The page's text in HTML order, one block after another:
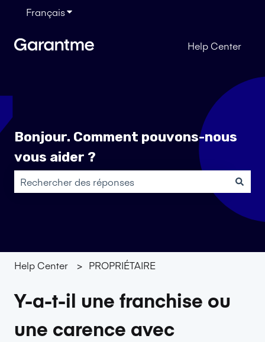
FrançaisAfficher le sous-menu pour les traductions
Help Center
Bonjour. Comment pouvons-nous
vous aider ?
Il n'y a aucune suggestion car le champ de recherche
Help Center PROPRIÉTAIRE
Y-a-t-il une franchise ou
une carence avec